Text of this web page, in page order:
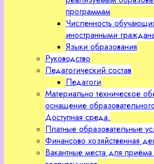
программам
Численность
иностранными
Языки образования
Руководство
Педагогический состав
Педагоги
Материально техническое
оснащение
Доступная среда.
Платные образовательные
Финансово хозяйственная
Вакантные места для